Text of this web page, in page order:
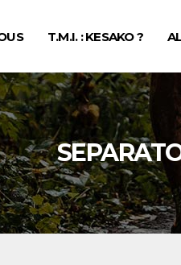
T.M.I. : KESAKO ?